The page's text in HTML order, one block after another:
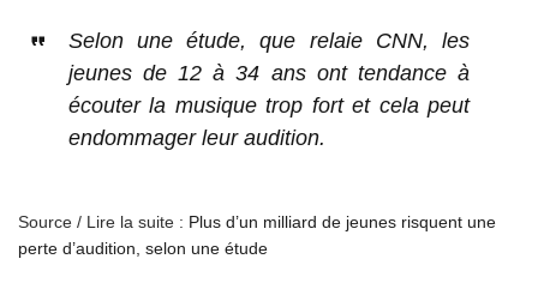
Selon une étude, que relaie CNN, les
jeunes de 12 à 34 ans ont tendance à
écouter la musique trop fort et cela peut
endommager leur audition.
Source / Lire la suite : Plus d’un milliard de jeunes risquent une
perte d’audition, selon une étude